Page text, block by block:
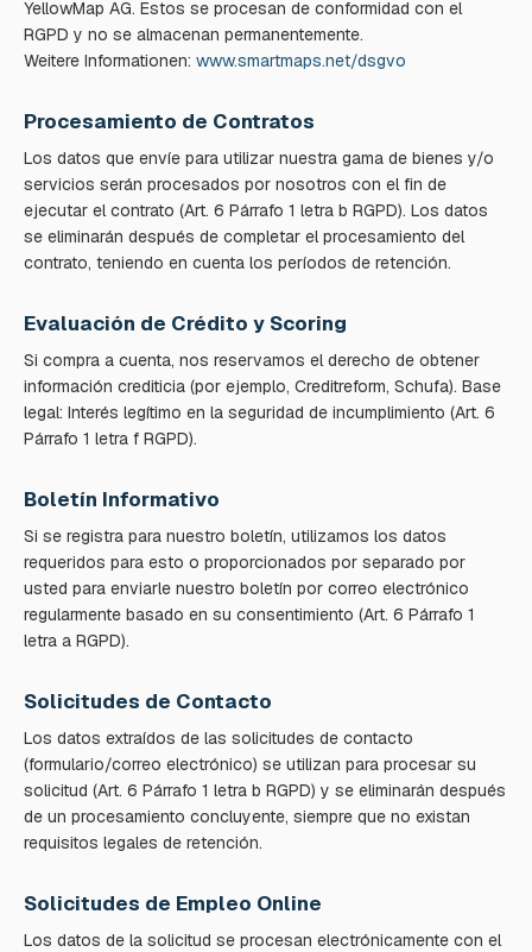
YellowMap AG. Estos se procesan de conformidad con el
RGPD y no se almacenan permanentemente.
Weitere Informationen: www.smartmaps.net/dsgvo
Procesamiento de Contratos
Los datos que envíe para utilizar nuestra gama de bienes y/o
servicios serán procesados por nosotros con el fin de
ejecutar el contrato (Art. 6 Párrafo 1 letra b RGPD). Los datos
se eliminarán después de completar el procesamiento del
contrato, teniendo en cuenta los períodos de retención.
Evaluación de Crédito y Scoring
Si compra a cuenta, nos reservamos el derecho de obtener
información crediticia (por ejemplo, Creditreform, Schufa). Base
legal: Interés legítimo en la seguridad de incumplimiento (Art. 6
Párrafo 1 letra f RGPD).
Boletín Informativo
Si se registra para nuestro boletín, utilizamos los datos
requeridos para esto o proporcionados por separado por
usted para enviarle nuestro boletín por correo electrónico
regularmente basado en su consentimiento (Art. 6 Párrafo 1
letra a RGPD).
Solicitudes de Contacto
Los datos extraídos de las solicitudes de contacto
(formulario/correo electrónico) se utilizan para procesar su
solicitud (Art. 6 Párrafo 1 letra b RGPD) y se eliminarán después
de un procesamiento concluyente, siempre que no existan
requisitos legales de retención.
Solicitudes de Empleo Online
Los datos de la solicitud se procesan electrónicamente con el